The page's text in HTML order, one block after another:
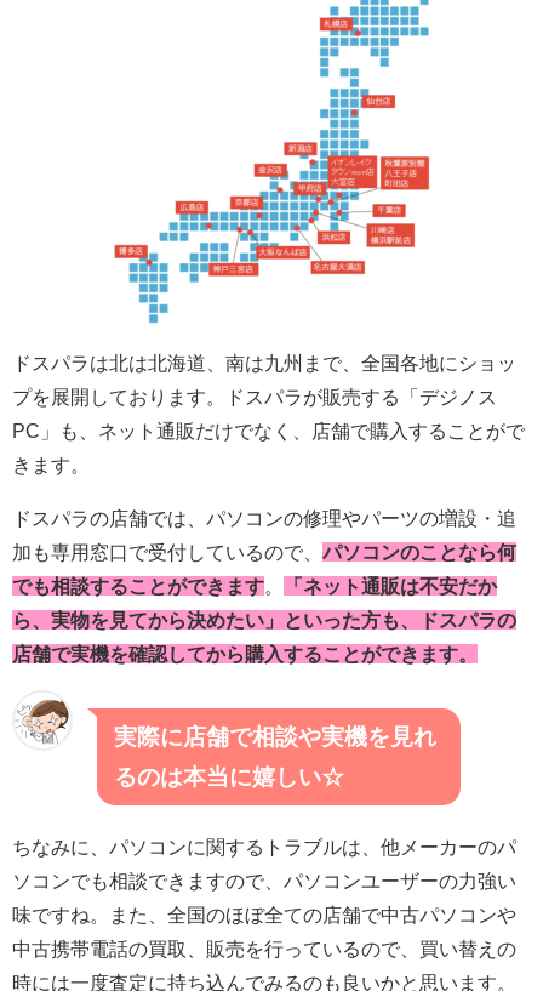
ドスパラは北は北海道、南は九州まで、全国各地にショッ
プを展開しております。ドスパラが販売する「デジノス
PC」も、ネット通販だけでなく、店舗で購入することがで
きます。
ドスパラの店舗では、パソコンの修理やパーツの増設・追
加も専用窓口で受付しているので、 パソコンのことなら何
でも相談することができます
「ネット通販は不安だか
ら、実物を見てから決めたい」
といった方も、ドスパラの
店舗で実機を確認してから購入することができます。
実際に店舗で相談や実機を見れ
るのは本当に嬉しい☆
ちなみに、パソコンに関するトラブルは、他メーカーのパ
ソコンでも相談できますので、パソコンユーザーの力強い
味ですね。また、全国のほぼ全ての店舗で中古パソコンや
中古携帯電話の買取、販売を行っているので、買い替えの
時には一度査定に持ち込んでみるのも良いかと思います。